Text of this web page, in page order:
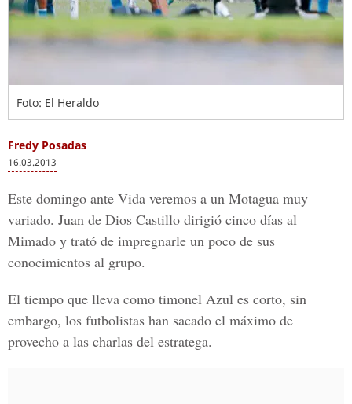
Foto: El Heraldo
Fredy Posadas
16.03.2013
Este domingo ante Vida veremos a un Motagua muy
variado. Juan de Dios Castillo dirigió cinco días al
Mimado y trató de impregnarle un poco de sus
conocimientos al grupo.
El tiempo que lleva como timonel Azul es corto, sin
embargo, los futbolistas han sacado el máximo de
provecho a las charlas del estratega.